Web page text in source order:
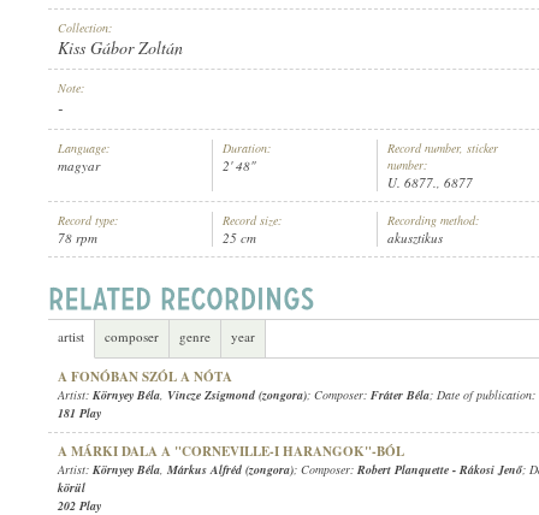
RECORD NUMBER:
Collection:
Kiss Gábor Zoltán
Note:
-
Language:
magyar
Duration:
2' 48"
Record number, sticker
number:
U. 6877., 6877
Record type:
78 rpm
Record size:
25 cm
Recording method:
akusztikus
artist composer genre year
A FONÓBAN SZÓL A NÓTA
Artist: Környey Béla, Vincze Zsigmond (zongora); Composer: Fráter Béla; Date of publication:
181 Play
A MÁRKI DALA A "CORNEVILLE-I HARANGOK"-BÓL
Artist: Környey Béla, Márkus Alfréd (zongora); Composer: Robert Planquette - Rákosi Jenő;
körül
202 Play